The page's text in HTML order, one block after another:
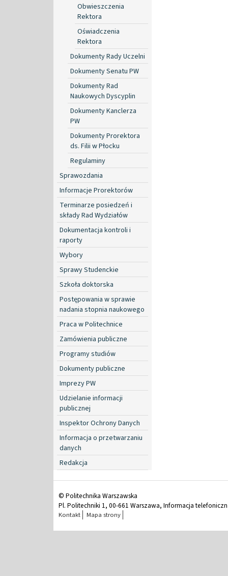
Obwieszczenia
Rektora
Oświadczenia
Rektora
Dokumenty Rady Uczelni
Dokumenty Senatu PW
Dokumenty Rad
Naukowych Dyscyplin
Dokumenty Kanclerza
PW
Dokumenty Prorektora
ds. Filii w Płocku
Regulaminy
Sprawozdania
Informacje Prorektorów
Terminarze posiedzeń i
składy Rad Wydziałów
Dokumentacja kontroli i
raporty
Wybory
Sprawy Studenckie
Szkoła doktorska
Postępowania w sprawie
nadania stopnia naukowego
Praca w Politechnice
Zamówienia publiczne
Programy studiów
Dokumenty publiczne
Imprezy PW
Udzielanie informacji
publicznej
Inspektor Ochrony Danych
Informacja o przetwarzaniu
danych
Redakcja
© Politechnika Warszawska
Pl. Politechniki 1, 00-661 Warszawa, Informacja
Kontakt Mapa strony